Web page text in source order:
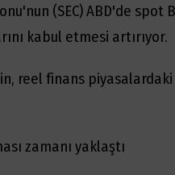
(SEC) ABD'de spot
kabul etmesi artırıyor.
reel finans
zamanı yaklaştı